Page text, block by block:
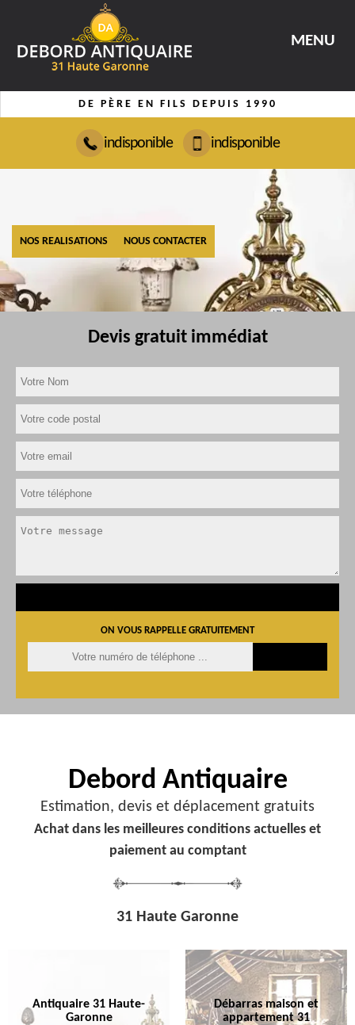
MENU
DE PÈRE EN FILS DEPUIS 1990
indisponible indisponible
NOS REALISATIONS NOUS CONTACTER
Devis gratuit immédiat
ON VOUS RAPPELLE GRATUITEMENT
Debord Antiquaire
Estimation, devis et déplacement gratuits
Achat dans les meilleures conditions actuelles et
paiement au comptant
31 Haute Garonne
Antiquaire 31 Haute-
Garonne
Débarras maison et
appartement 31